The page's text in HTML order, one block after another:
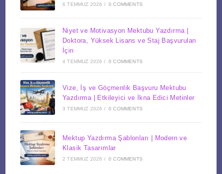
6 TEMMUZ 2026 / 0 COMMENTS
Niyet ve Motivasyon Mektubu Yazdırma |
Doktora, Yüksek Lisans ve Staj Başvuruları
İçin
4 TEMMUZ 2026 / 0 COMMENTS
Vize, İş ve Göçmenlik Başvuru Mektubu
Yazdırma | Etkileyici ve İkna Edici Metinler
3 TEMMUZ 2026 / 0 COMMENTS
Mektup Yazdırma Şablonları | Modern ve
Klasik Tasarımlar
2 TEMMUZ 2026 / 0 COMMENTS